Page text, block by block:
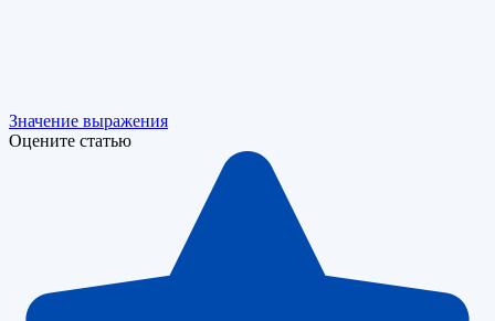
Значение выражения
Оцените статью